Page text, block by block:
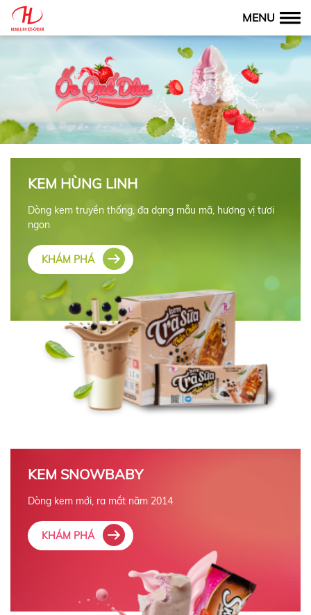
MENU
KEM HÙNG LINH
Dòng kem truyền thống, đa dạng mẫu mã, hương vị tươi
ngon
KHÁM PHÁ
KEM SNOWBABY
Dòng kem mới, ra mắt năm 2014
KHÁM PHÁ